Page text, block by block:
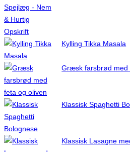
Kylling Tikka Masala
Græsk farsbrød med
Klassisk Spaghetti
Klassisk Lasagne